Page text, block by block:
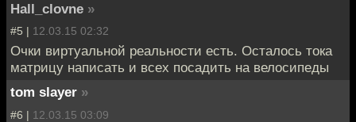
Hall_clovne »
#5 | 12.03.15 02:32
Очки виртуальной реальности есть. Осталось тока
матрицу написать и всех посадить на велосипеды
tom slayer »
#6 | 12.03.15 03:09